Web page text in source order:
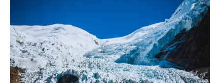
表示，冰層融化可能在地球表面引發一種複雜的三維運動
模式，影響所及可能遠達距離冰層損失1000多公里的地
方。「這種三維表面運動為平均每年零點多公釐，而且每
年的變化程度有顯著差異。」科學家表示。在這項研究
中，科學家們使用了21世紀早期格陵蘭島、南極洲、高山
冰川和冰蓋流失的衛星資料，來預測地殼如何隨著冰量的
變化而變形。